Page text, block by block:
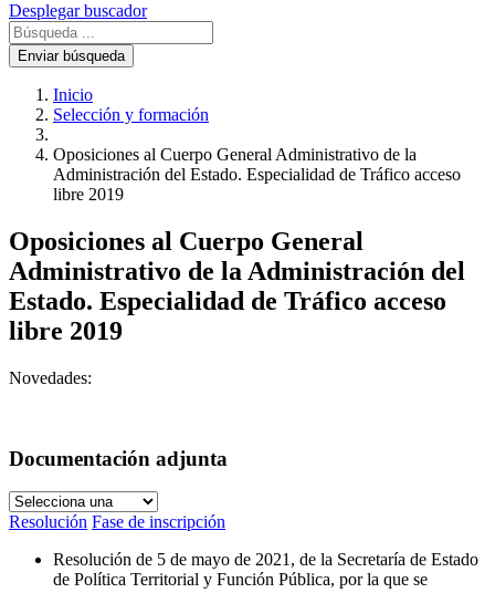
Desplegar buscador
Enviar búsqueda
Inicio
Selección y formación
Oposiciones al Cuerpo General Administrativo de la
Administración del Estado. Especialidad de Tráfico acceso
libre 2019
Oposiciones al Cuerpo General
Administrativo de la Administración del
Estado. Especialidad de Tráfico acceso
libre 2019
Novedades:
Documentación adjunta
Resolución Fase de inscripción
Resolución de 5 de mayo de 2021, de la Secretaría de Estado
de Política Territorial y Función Pública, por la que se